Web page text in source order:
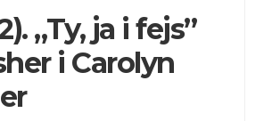
„Ty, ja i fejs”
i Carolyn